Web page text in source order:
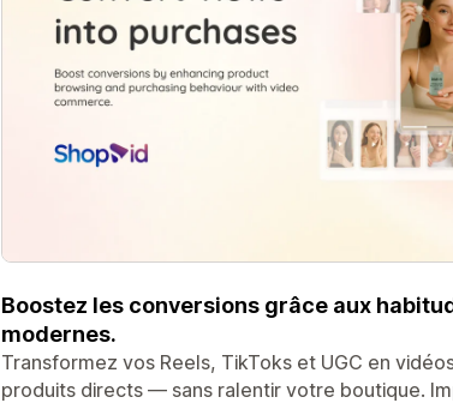
Boostez les conversions grâce aux
modernes.
Transformez vos Reels, TikToks et UGC en
produits directs — sans ralentir votre boutique.